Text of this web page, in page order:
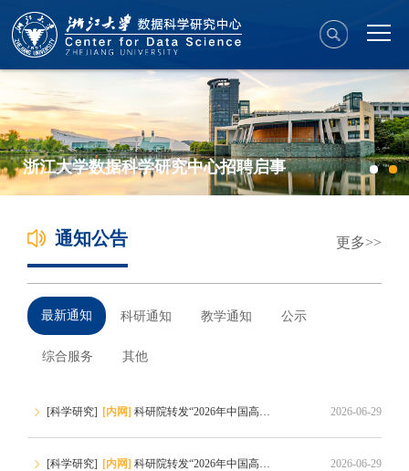
浙江大学数据科学研究中心招聘启事
通知公告 更多
最新通知 科研通知 教学通知 公示
综合服务 其他
[科学研究] [内网] 科研院转发“2026年中国高校产学研创新基金-多医云在线医疗数字化专项（二期）申请指南”的通知 2026-06-29
[科学研究] [内网] 科研院转发“2026年中国高校产学研创新基金-云中大学项目（三期）申请指南”的通知 2026-06-29